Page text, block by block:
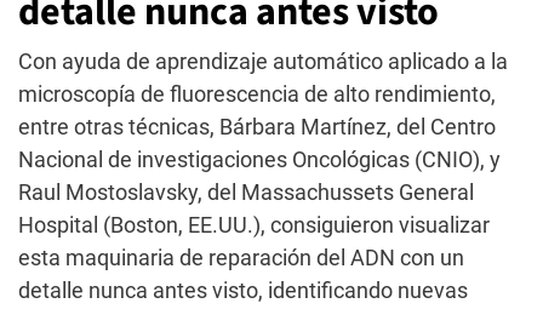
detalle nunca antes visto
Con ayuda de aprendizaje automático aplicado a la
microscopía de fluorescencia de alto rendimiento,
entre otras técnicas, Bárbara Martínez, del Centro
Nacional de investigaciones Oncológicas (CNIO), y
Raul Mostoslavsky, del Massachussets General
Hospital (Boston, EE.UU.), consiguieron visualizar
esta maquinaria de reparación del ADN con un
detalle nunca antes visto, identificando nuevas